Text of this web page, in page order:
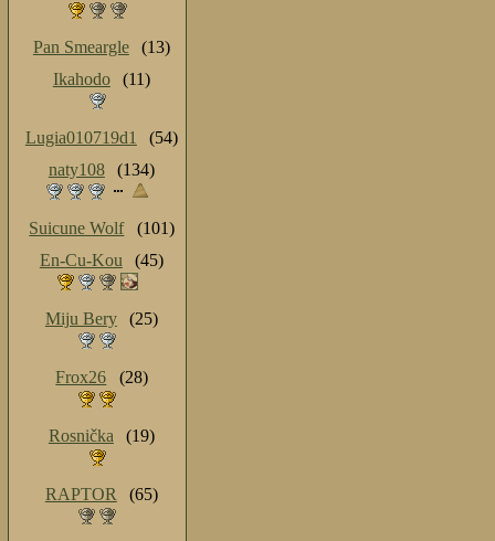
Pan Smeargle
(13)
Ikahodo
(11)
Lugia010719d1
(54)
naty108
(134)
Suicune Wolf
(101)
En-Cu-Kou
(45)
Miju Bery (25)
Frox26 (28)
Rosnička (19)
RAPTOR (65)